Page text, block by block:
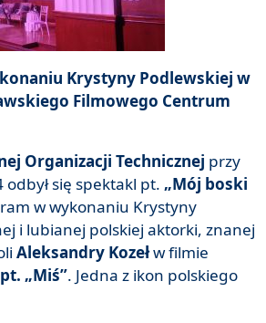
Krystyny Podlewskiej w
Filmowego Centrum
Organizacji Technicznej przy
odbył się spektakl pt. „Mój boski
w wykonaniu Krystyny
i lubianej polskiej aktorki, znanej
Aleksandry Kozełw filmie
„Miś”. Jedna z ikon polskiego